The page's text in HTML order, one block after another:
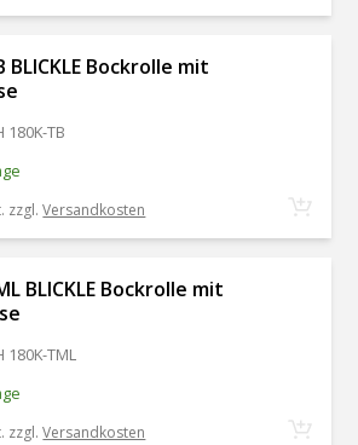
BLICKLE Bockrolle mit
180K-TB
zzgl.Versandkosten
BLICKLE Bockrolle mit
180K-TML
zzgl.Versandkosten